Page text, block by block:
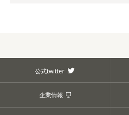
公式twitter
企業情報